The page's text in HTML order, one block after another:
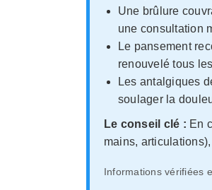
Une brûlure
une consultation
Le pansement
renouvelé tous les
Les antalgiques
soulager la
Le conseil clé : En
mains,
Informations vérifiées